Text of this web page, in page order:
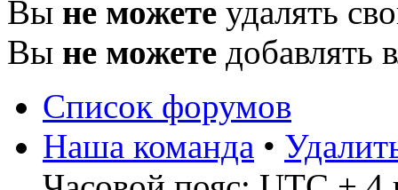
Вы не можете удалять
Вы не можете добавлять
Список форумов
Наша команда •